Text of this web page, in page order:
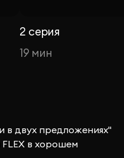
2 серия
19 мин
двух предложениях"
в хорошем